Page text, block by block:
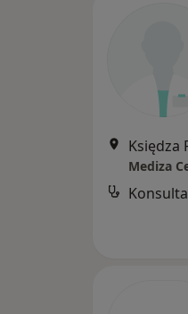
Mediza